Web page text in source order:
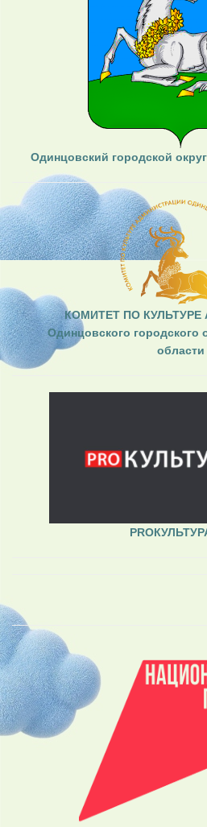
Одинцовский городской
КОМИТЕТ ПО КУЛЬТУРЕ
Одинцовского городского
области